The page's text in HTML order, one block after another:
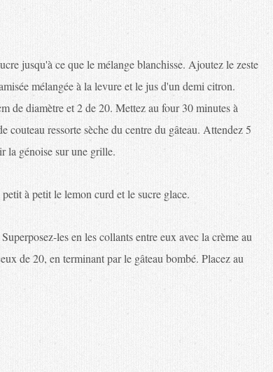
jusqu'à ce que le mélange blanchisse. Ajoutez le zeste
mélangée à la levure et le jus d'un demi citron.
de diamètre et 2 de 20. Mettez au four 30 minutes à
couteau ressorte sèche du centre du gâteau. Attendez 5
la génoise sur une grille.
à petit le lemon curd et le sucre glace.
les en les collants entre eux avec la crème au
de 20, en terminant par le gâteau bombé. Placez au